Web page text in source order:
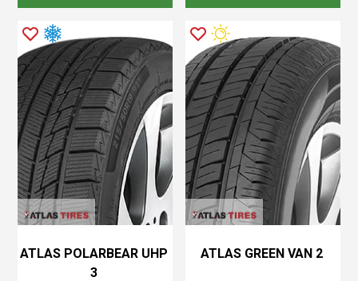
ATLAS POLARBEAR UHP
3
ATLAS GREEN VAN 2